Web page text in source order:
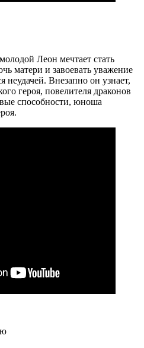
Леон мечтает стать
матери и завоевать уважение
неудачей. Внезапно он узнает,
героя, повелителя драконов
способности, юноша